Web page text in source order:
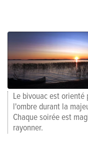
Le bivouac est
l'ombre durant la
Chaque soirée est
rayonner.